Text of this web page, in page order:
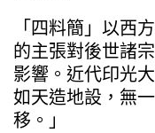
「四料簡」以西
的主張對後世諸
影響。近代印光
如天造地設，無
移。」